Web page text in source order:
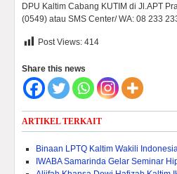
DPU Kaltim Cabang KUTIM di Jl.APT
(0549) atau SMS Center/ WA: 08 233
Post Views: 414
Share this news
ARTIKEL TERKAIT
Binaan LPTQ Kaltim Wakili
IWABA Samarinda Gelar Seminar